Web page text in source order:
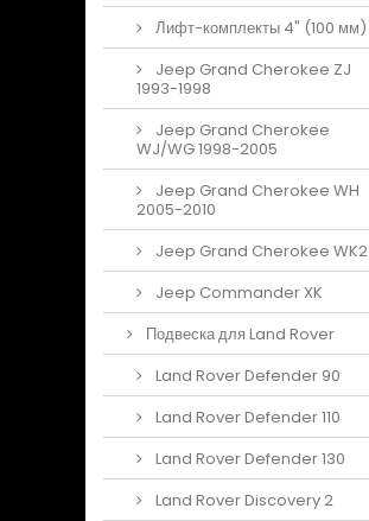
Лифт-комплекты 4" (100 мм)
Jeep Grand Cherokee ZJ
1993-1998
Jeep Grand Cherokee
WJ/WG 1998-2005
Jeep Grand Cherokee WH
2005-2010
Jeep Grand Cherokee WK2
Jeep Commander XK
Подвеска для Land Rover
Land Rover Defender 90
Land Rover Defender 110
Land Rover Defender 130
Land Rover Discovery 2